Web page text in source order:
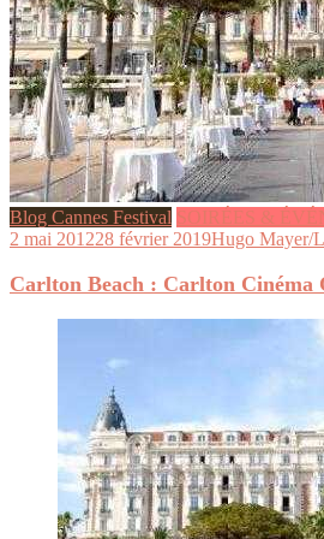
Blog Cannes Festival SOIRÉES &
2 mai 201228 février 2019Hugo Mayer/
Carlton Beach : Carlton